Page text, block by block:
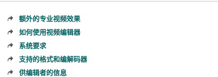
额外的专业视频效果
如何使用视频编辑器
系统要求
支持的格式和编解码器
供编辑者的信息